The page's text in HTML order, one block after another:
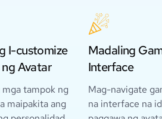
I-customize
Avatar
tampok ng
maipakita ang
Madaling
Interface
Mag-navigate
na interface na